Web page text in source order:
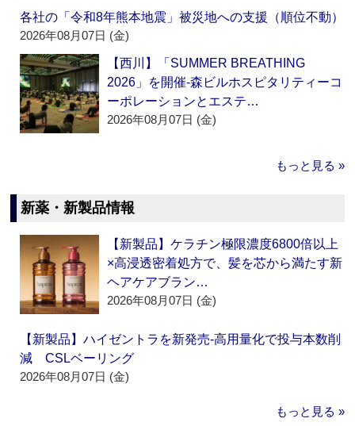
各社の「令和8年熊本地震」被災地への支援（順位不動）
2026年08月07日 (金)
【西川】「SUMMER BREATHING
2026」を開催‐森ビルホスピタリティーコ
ーポレーションとエステ…
2026年08月07日 (金)
もっと見る »
新薬・新製品情報
【新製品】ケラチン極限濃度6800倍以上
×高浸透密着処方で、髪を芯から満たす新
ヘアケアブラン…
2026年08月07日 (金)
【新製品】ハイゼントラを新発売‐高用量化で投与本数削
減 CSLベーリング
2026年08月07日 (金)
もっと見る »